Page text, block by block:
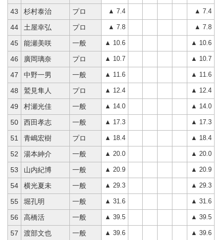
43 杉村泰治 プロ ▲ 7.4 ▲ 7.4
44 土屋幸弘 プロ ▲ 7.8 ▲ 7.8
45 能瀬美咲 一般 ▲ 10.6 ▲ 10.6
46 廣岡璃奈 プロ ▲ 10.7 ▲ 10.7
47 中野一男 一般 ▲ 11.6 ▲ 11.6
48 鷲見隼人 プロ ▲ 12.4 ▲ 12.4
49 村瀬光佳 一般 ▲ 14.0 ▲ 14.0
50 西田孝志 一般 ▲ 17.3 ▲ 17.3
51 青嶋宏樹 プロ ▲ 18.4 ▲ 18.4
52 湯本紳介 一般 ▲ 20.0 ▲ 20.0
53 山内紀博 一般 ▲ 20.9 ▲ 20.9
54 横光夏未 一般 ▲ 29.3 ▲ 29.3
55 堀孔明 一般 ▲ 31.6 ▲ 31.6
56 高橋活 一般 ▲ 39.5 ▲ 39.5
57 渡部文也 一般 ▲ 39.6 ▲ 39.6